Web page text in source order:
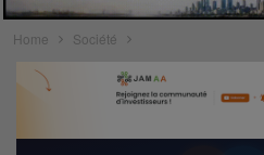
Home Société